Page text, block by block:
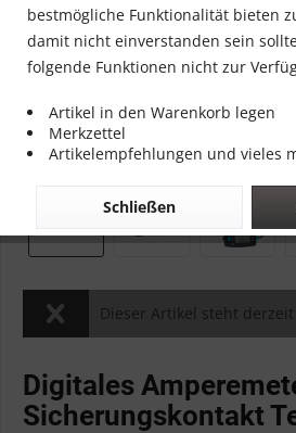
Dieser Artikel steht
Digitales
Sicherungskontakt
bestmögliche Funktionalität bieten
damit nicht einverstanden sein
folgende Funktionen nicht zur
Artikel in den Warenkorb legen
Merkzettel
Artikelempfehlungen und vieles
Schließen